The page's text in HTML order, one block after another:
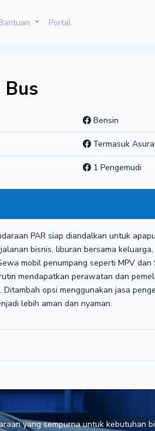
Portal
Bensin
Termasuk
1 Pengemudi
PAR siap diandalkan untuk
bisnis, liburan bersama keluarga,
mobil penumpang seperti MPV
mendapatkan perawatan dan
opsi menggunakan jasa
lebih aman dan nyaman.
yang sempurna untuk kebutuhan